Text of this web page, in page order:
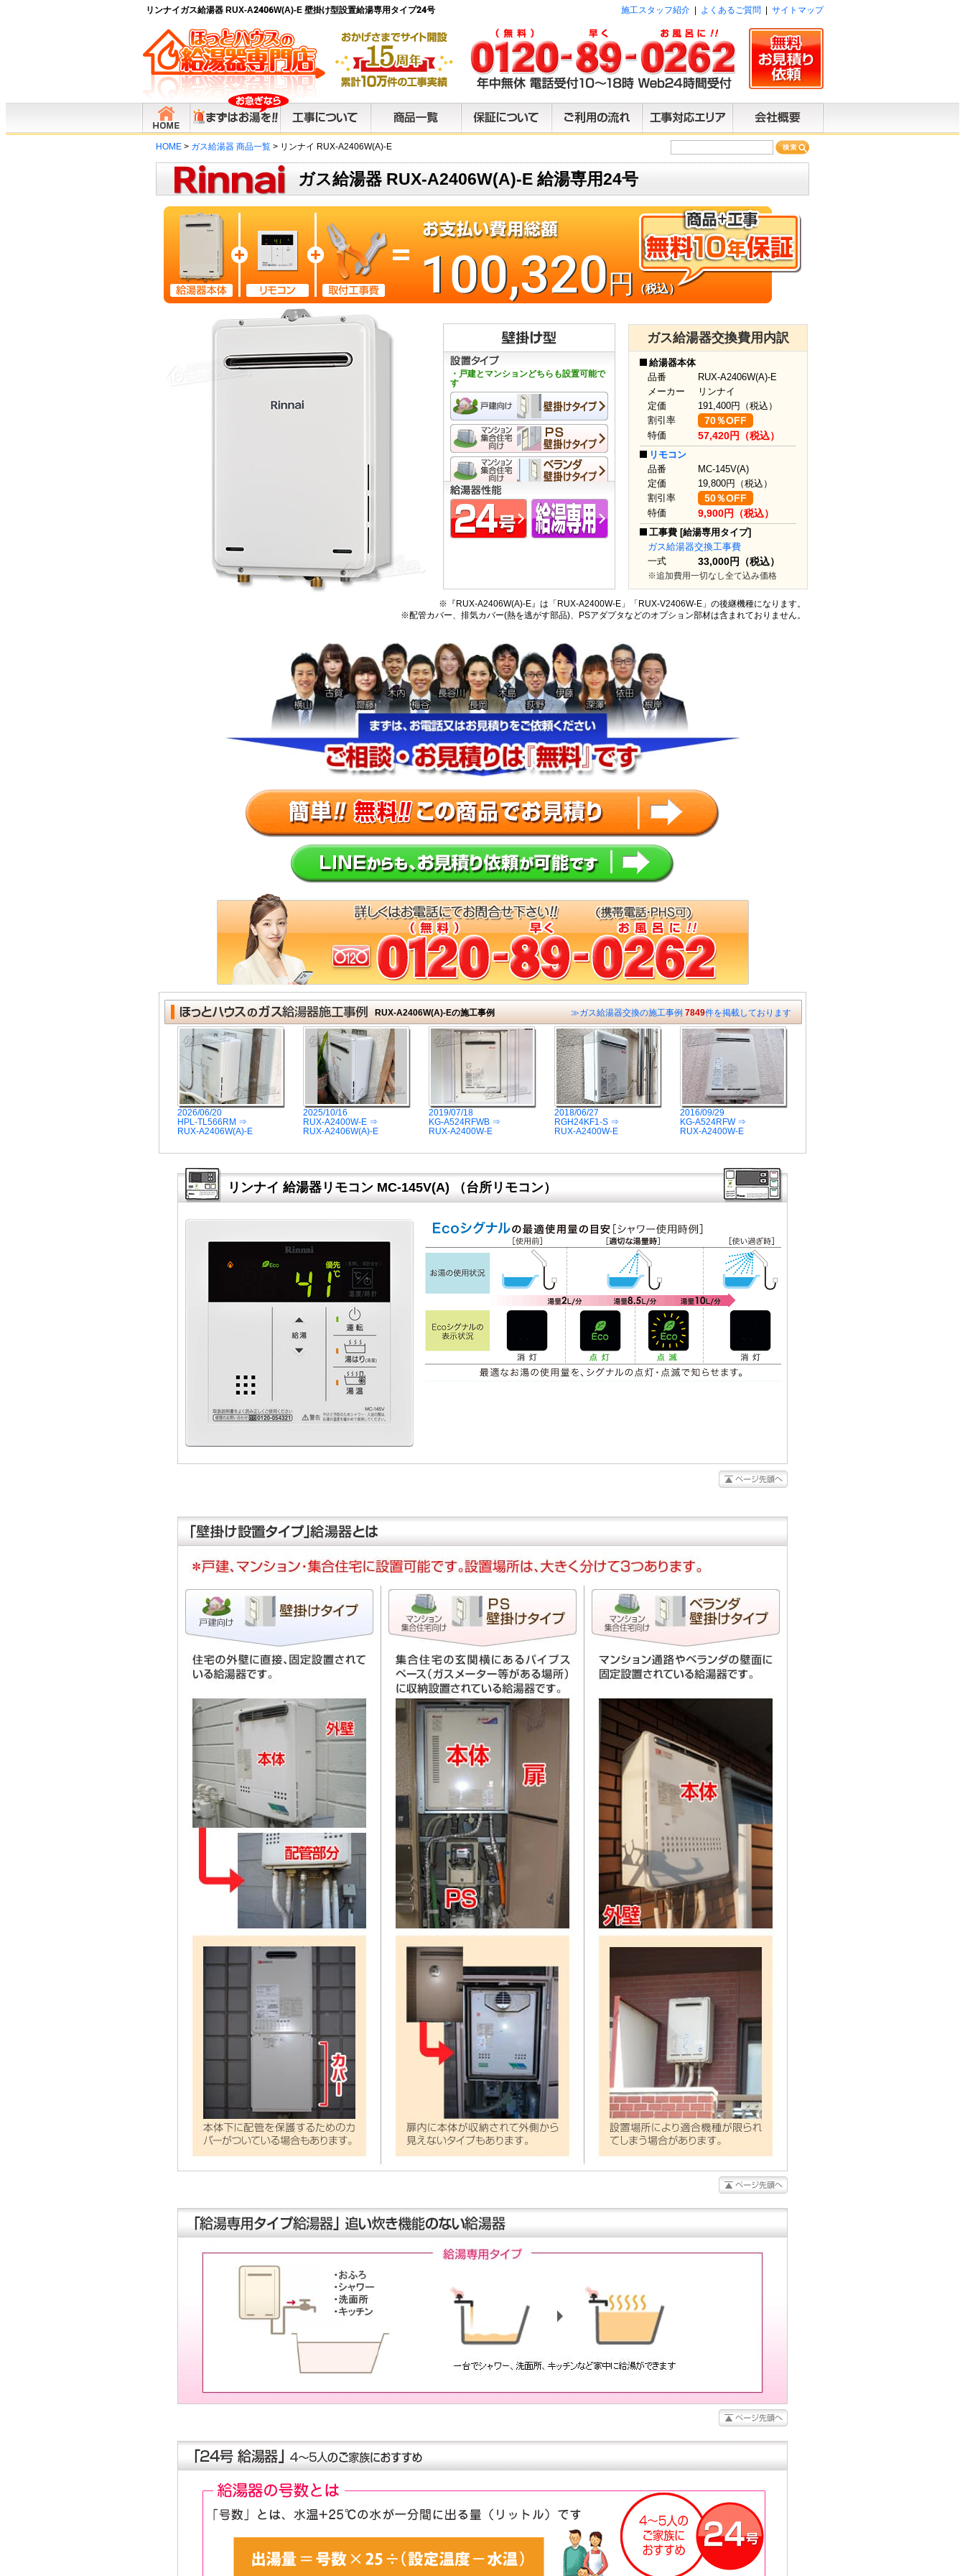
リンナイガス給湯器 RUX-A2406W(A)-E 壁掛け型設置給湯専用タイプ24号 施工スタッフ紹介 よくあるご質問 サイトマップ
HOME > ガス給湯器 商品一覧 > リンナイ RUX-A2406W(A)-E
ガス給湯器 RUX-A2406W(A)-E 給湯専用24号
100,320円 （税込）
・戸建とマンションどちらも設置可能で
す
ガス給湯器交換費用内訳
給湯器本体
品番
RUX-A2406W(A)-E
メーカー
リンナイ
定価
191,400円（税込）
割引率
70％OFF
特価 57,420円（税込）
リモコン
品番
MC-145V(A)
定価
19,800円（税込）
割引率
50％OFF
特価 9,900円（税込）
工事費 [給湯専用タイプ]
ガス給湯器交換工事費
一式
33,000円（税込）
※追加費用一切なし全て込み価格
※『RUX-A2406W(A)-E』は「RUX-A2400W-E」「RUX-V2406W-E」の後継機種になります。
※配管カバー、排気カバー(熱を逃がす部品)、PSアダプタなどのオプション部材は含まれておりません。
RUX-A2406W(A)-Eの施工事例 ≫ガス給湯器交換の施工事例 7849件を掲載しております
2026/06/20
HPL-TL566RM ⇒
RUX-A2406W(A)-E
2025/10/16
RUX-A2400W-E ⇒
RUX-A2406W(A)-E
2019/07/18
KG-A524RFWB ⇒
RUX-A2400W-E
2018/06/27
RGH24KF1-S ⇒
RUX-A2400W-E
2016/09/29
KG-A524RFW ⇒
RUX-A2400W-E
リンナイ 給湯器リモコン MC-145V(A) （台所リモコン）